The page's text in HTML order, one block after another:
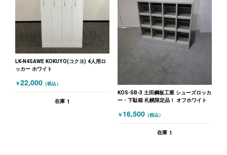
LK-N4SAWE KOKUYO(コクヨ) 4人用ロ
ッカー ホワイト
￥22,000 （税込）
在庫 1
KOS-SB-3 土田鋼板工業 シューズロッカ
ー・下駄箱 札幌限定品！ オフホワイト
￥ 16,500 （税込）
在庫 1